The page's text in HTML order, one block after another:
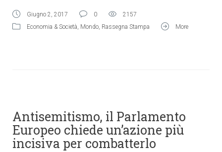
Giugno 2, 2017 0
2157
Economia & Società, Mondo, Rassegna Stampa More
Antisemitismo, il Parlamento
Europeo chiede un’azione più
incisiva per combatterlo